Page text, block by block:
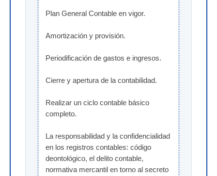
Plan General Contable en vigor.
Amortización y provisión.
Periodificación de gastos e ingresos.
Cierre y apertura de la contabilidad.
Realizar un ciclo contable básico
completo.
La responsabilidad y la confidencialidad
en los registros contables: código
deontológico, el delito contable,
normativa mercantil en torno al secreto